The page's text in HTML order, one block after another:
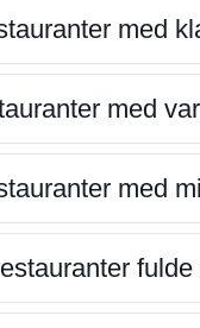
med
med
med
fulde